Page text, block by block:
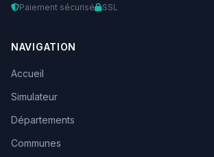
Paiement sécurisé SSL
NAVIGATION
Accueil
Simulateur
Départements
Communes